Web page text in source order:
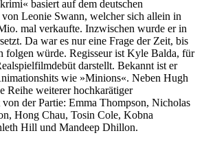
basiert auf dem deutschen
Leonie Swann, welcher sich allein in
mal verkaufte. Inzwischen wurde er in
Da war es nur eine Frage der Zeit, bis
folgen würde. Regisseur ist Kyle Balda, für
darstellt. Bekannt ist er
wie »Minions«. Neben Hugh
Reihe weiterer hochkarätiger
der Partie: Emma Thompson, Nicholas
Hong Chau, Tosin Cole, Kobna
Hill und Mandeep Dhillon.